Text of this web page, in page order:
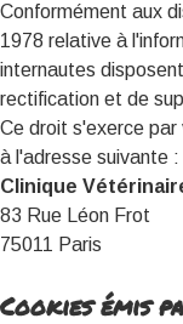
Conformément aux
1978 relative à
internautes
rectification et de
Ce droit s'exerce
à l'adresse suivante :
Clinique
83 Rue Léon Frot
75011 Paris
Cookies émis